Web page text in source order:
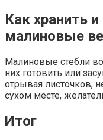
Как хранить
малиновые
Малиновые стебли
них готовить или
отрывая листочков,
сухом месте,
Итог